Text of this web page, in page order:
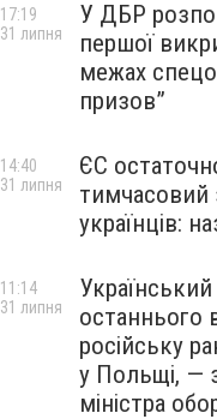
У ДБР
першої
межах
призов”
17:19
31 липня
ЄС
тимчасовий
українців:
14:40
31 липня
останнього
російську
у Польщі, —
міністра
11:14
31 липня